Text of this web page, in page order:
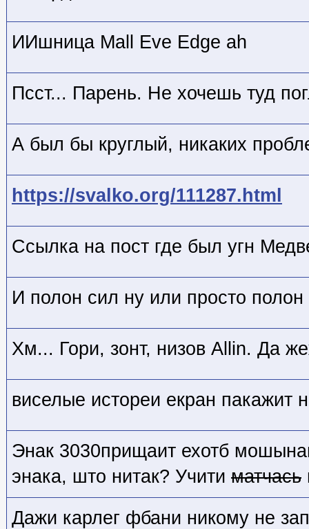
ИИшница Mall Eve Edge ah
Псст... Парень. Не хочешь туд
А был бы круглый, никаких
https://svalko.org/111287.html
Ссылка на пост где был угн
И полон сил ну или просто полон
Хм... Гори, зонт, низов Allin. Да
виселые истореи екран пакажит
Энак 3030прищаит ехотб
энака, што нитак? Учити матчась
Дажи карлег фбани никому не